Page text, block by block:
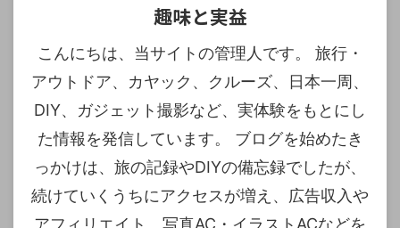
趣味と実益
こんにちは、当サイトの管理人です。 旅行・
アウトドア、カヤック、クルーズ、日本一周、
DIY、ガジェット撮影など、実体験をもとにし
た情報を発信しています。 ブログを始めたき
っかけは、旅の記録やDIYの備忘録でしたが、
続けていくうちにアクセスが増え、広告収入や
アフィリエイト、写真AC・イラストACなどを